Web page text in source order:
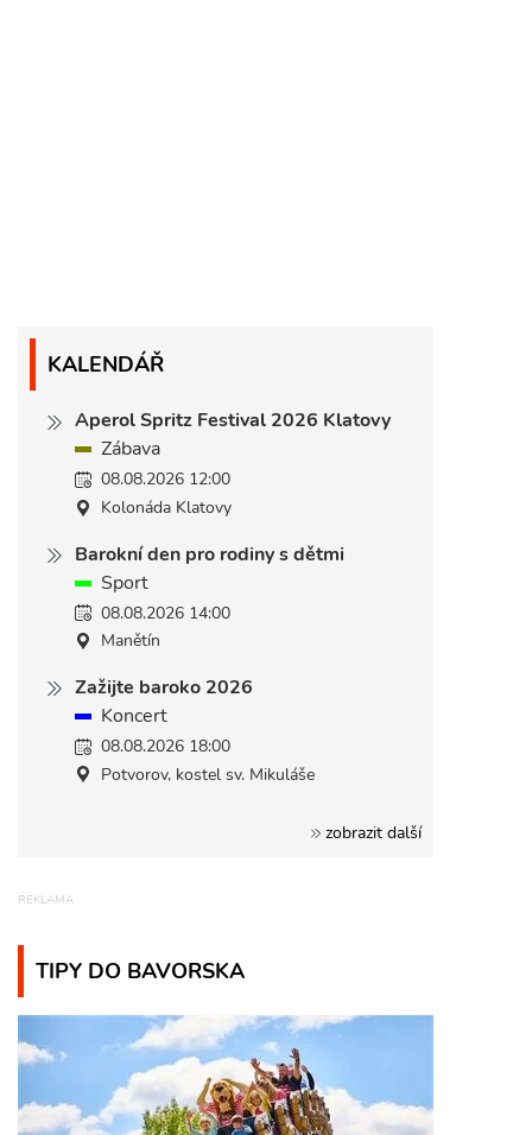
KALENDÁŘ
Aperol Spritz Festival 2026 Klatovy
Zábava
08.08.2026 12:00
Kolonáda Klatovy
Barokní den pro rodiny s dětmi
Sport
08.08.2026 14:00
Manětín
Zažijte baroko 2026
Koncert
08.08.2026 18:00
Potvorov, kostel sv. Mikuláše
zobrazit další
TIPY DO BAVORSKA